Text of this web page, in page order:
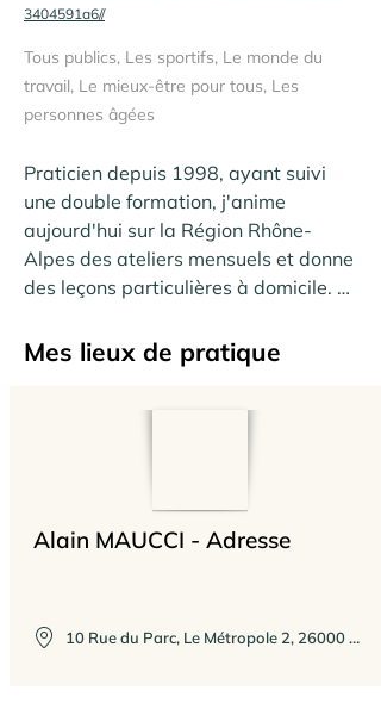
3404591a6//
Tous publics, Les sportifs, Le monde du
travail, Le mieux-être pour tous, Les
personnes âgées
Praticien depuis 1998, ayant suivi
une double formation, j'anime
aujourd'hui sur la Région Rhône-
Alpes des ateliers mensuels et donne
des leçons particulières à domicile.
j'anime des stages qui mettent en
exergue la relation Corps et Voix
professionnels, les chorales, les
ensembles vocaux. J'interviens sur
Martiaux..., auprès de tout groupe
Mes lieux de pratique
Alain MAUCCI - Adresse
10 Rue du Parc, Le Métropole 2, 26000 Valence, France